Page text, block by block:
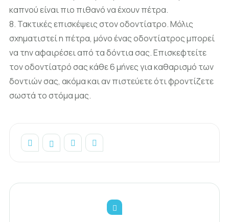
καπνού είναι πιο πιθανό να έχουν πέτρα.
8. Τακτικές επισκέψεις στον οδοντίατρο. Μόλις
σχηματιστεί η πέτρα, μόνο ένας οδοντίατρος μπορεί
να την αφαιρέσει από τα δόντια σας. Επισκεφτείτε
τον οδοντίατρό σας κάθε 6 μήνες για καθαρισμό των
δοντιών σας, ακόμα και αν πιστεύετε ότι φροντίζετε
σωστά το στόμα μας.